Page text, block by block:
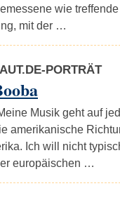
wie treffende
mit der …
PORTRÄT
Musik geht auf
amerikanische
Ich will nicht
europäischen …